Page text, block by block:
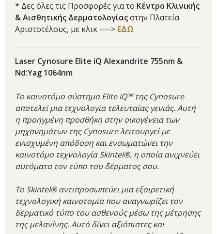
* Δες όλες τις Προσφορές για το Κέντρο Κλινικής
& Αισθητικής Δερματολογίαςστην Πλατεία
Αριστοτέλους, με κλικ ----> ΕΔΩ
Laser Cynosure Elite iQ Alexandrite 755nm &
Nd:Yag 1064nm
To καινοτόμο σύστημα Elite iQ™ της Cynosure
αποτελεί μια τεχνολογία τελευταίας γενιάς. Αυτή
η προηγμένη προσθήκη στην οικογένεια των
μηχανημάτων της Cynosure λειτουργεί με
ενισχυμένη απόδοση και ενσωματώνει την
καινοτόμο τεχνολογία Skintel®, η οποία ανιχνεύει
αυτόματα τον τύπο του δέρματος σου.
Το Skintel® αντιπροσωπεύει μια εξαιρετική
τεχνολογική καινοτομία που αναγνωρίζει τον
δερματικό τύπο του ασθενούς μέσω της μέτρησης
της μελανίνης. Αυτό δίνει αξιόπιστες και